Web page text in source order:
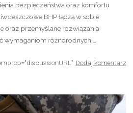
bezpieczeństwa oraz komfortu
BHP łączą w sobie
oraz przemyślane rozwiązania
wymaganiom różnorodnych …
Dodaj komentarz